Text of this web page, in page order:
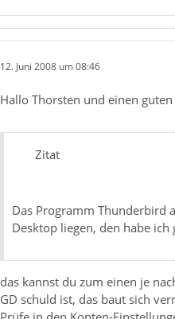
12. Juni 2008 um 08:46
Hallo Thorsten und einen
Zitat
Das Programm Thunderbird
Desktop liegen, den habe ich
das kannst du zum einen je
GD schuld ist, das baut sich